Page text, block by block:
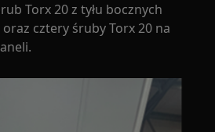
Torx 20 z tyłu bocznych
cztery śruby Torx 20 na